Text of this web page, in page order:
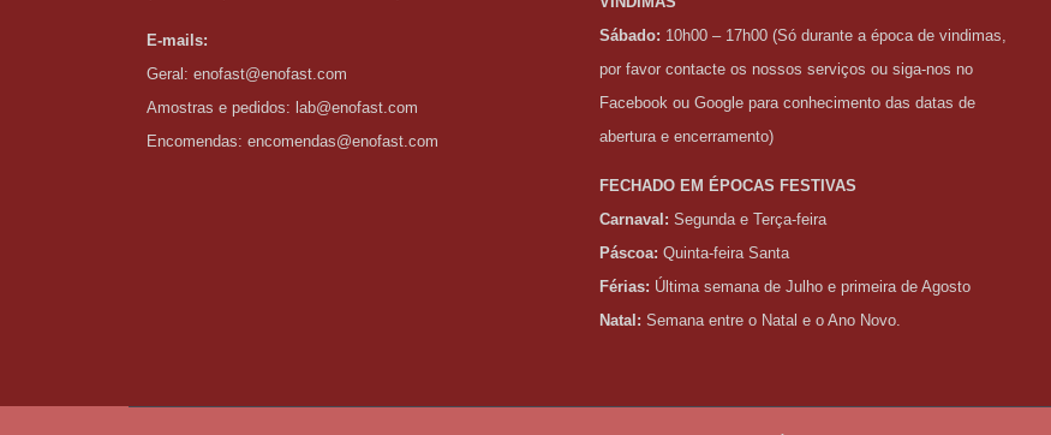
E-mails:
Geral: enofast@enofast.com
Amostras e pedidos: lab@enofast.com
Encomendas: encomendas@enofast.com
Sábado: 10h00 – 17h00 (Só durante a época de vindimas,
por favor contacte os nossos serviços ou siga-nos no
Facebook ou Google para conhecimento das datas de
abertura e encerramento)
FECHADO EM ÉPOCAS FESTIVAS
Carnaval: Segunda e Terça-feira
Páscoa: Quinta-feira Santa
Férias: Última semana de Julho e primeira de Agosto
Natal: Semana entre o Natal e o Ano Novo.